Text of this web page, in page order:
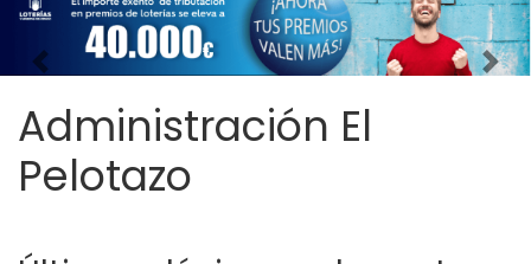
Imagen anterior
Administración El
Pelotazo